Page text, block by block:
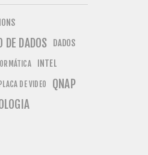
DE DADOS DADOS
INTEL
PLACA DE VIDEO QNAP